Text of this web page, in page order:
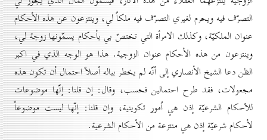
التصرّف فيه ويحرم لغيري التصرّف فيه ملكاً لي، وينتزعون عن هذه الأحكام
عنوان الملكيّة، وكذلك الامرأة التي تختصّ بي بأحكام يسمّونها زوجة لي،
وينتزعون من هذه الأحكام عنوان الزوجية. هذا هو الوجه الذي في اكبر
الظن دعا الشيخ الأنصاري إلى أنّه لم يخطر بباله أصلاً احتمال أن تكون هذه
مجعولات، فقد طرح احتمالين فحسب، وقال: إن قلنا: إنّها موضوعات
للأحكام الشرعيّة إذن هي اُمور تكوينية، وإن قلنا: إنّها ليست موضوعاً
لأحكام شرعيّة إذن هي منتزعة من الأحكام الشرعية.